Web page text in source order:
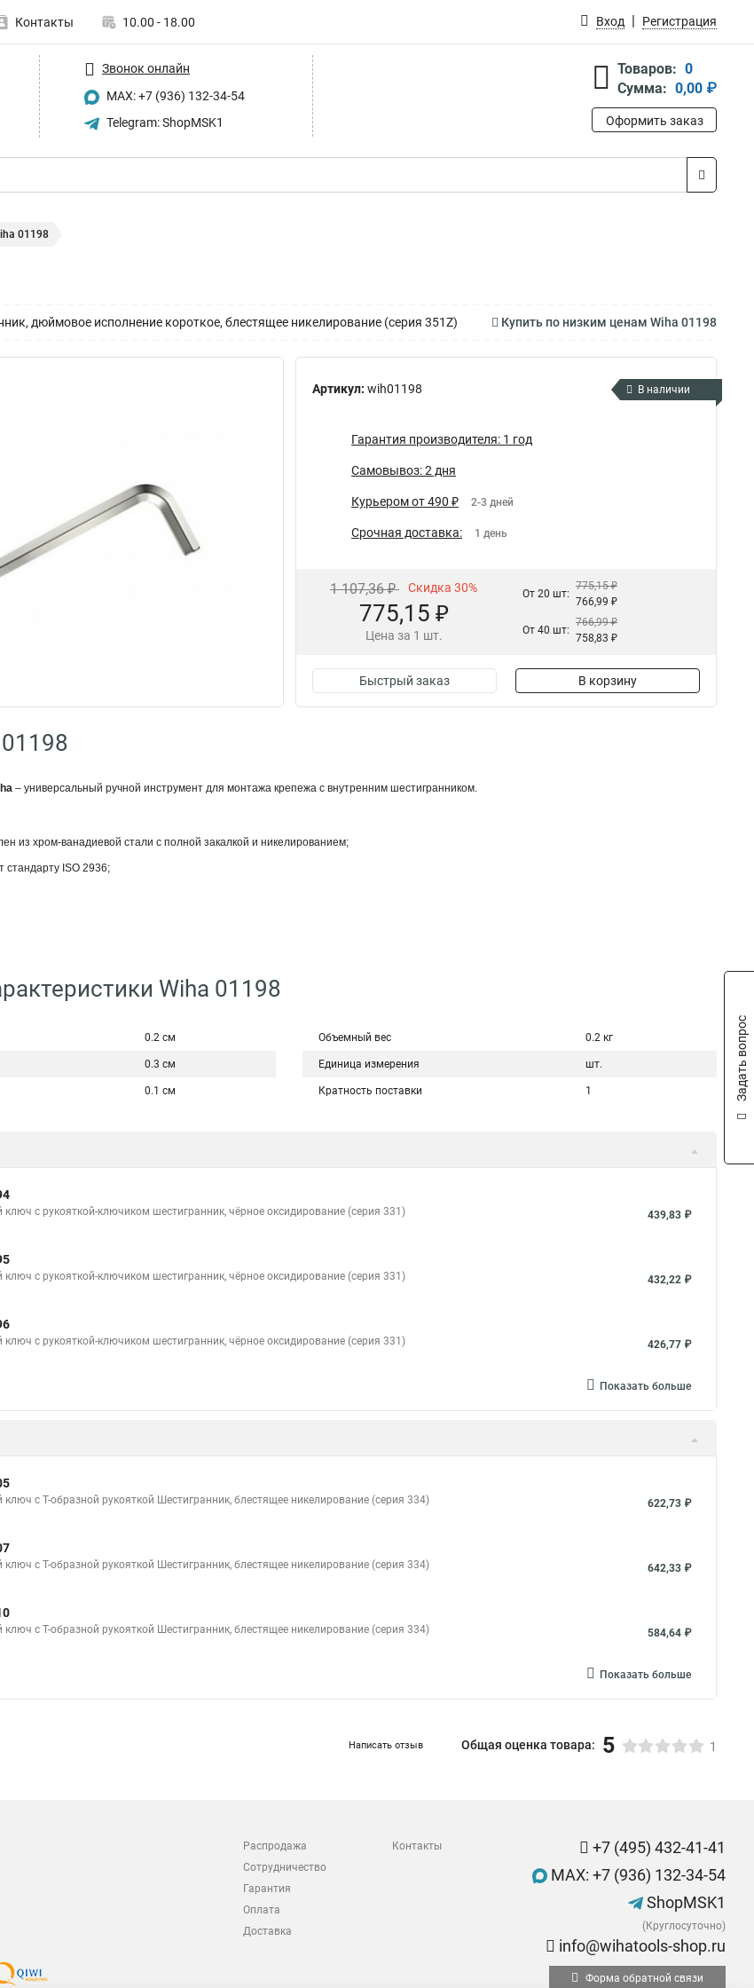
Контакты 10.00 - 18.00 Вход Регистрация
Звонок онлайн
MAX: +7 (936) 132-34-54
Telegram: ShopMSK1
Товаров: 0
Сумма: 0,00 ₽
Оформить заказ
01198
дюймовое исполнение короткое, блестящее никелирование (серия 351Z) Купить по низким ценам Wiha 01198
Артикул: wih01198 В наличии
Гарантия производителя: 1 год
Самовывоз: 2 дня
Курьером от 490 ₽ 2-3 дней
Срочная доставка: 1 день
1 107,36 ₽ Скидка 30%
775,15 ₽
Цена за 1 шт.
От 20 шт:
775,15 ₽
766,99 ₽
От 40 шт:
766,99 ₽
758,83 ₽
Быстрый заказ В корзину
– универсальный ручной инструмент для монтажа крепежа с внутренним шестигранником.
из хром-ванадиевой стали с полной закалкой и никелированием;
стандарту ISO 2936;
Wiha 01198
0.2 см
0.3 см
0.1 см
Объемный вес 0.2 кг
Единица измерения шт.
Кратность поставки 1
с рукояткой-ключиком шестигранник, чёрное оксидирование (серия 331) 439,83 ₽
с рукояткой-ключиком шестигранник, чёрное оксидирование (серия 331) 432,22 ₽
с рукояткой-ключиком шестигранник, чёрное оксидирование (серия 331) 426,77 ₽
Показать больше
с Т-образной рукояткой Шестигранник, блестящее никелирование (серия 334) 622,73 ₽
с Т-образной рукояткой Шестигранник, блестящее никелирование (серия 334) 642,33 ₽
с Т-образной рукояткой Шестигранник, блестящее никелирование (серия 334) 584,64 ₽
Показать больше
Написать отзыв Общая оценка товара: 5 1
Распродажа
Сотрудничество
Гарантия
Оплата
Доставка
Контакты
+7 (495) 432-41-41
MAX: +7 (936) 132-34-54
ShopMSK1
(Круглосуточно)
info@wihatools-shop.ru
Форма обратной связи
Задать вопрос